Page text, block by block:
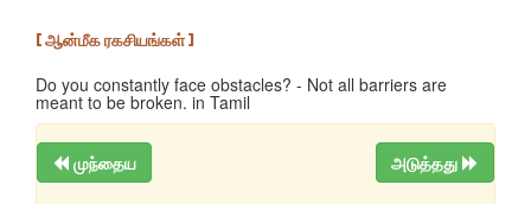
[ ஆன்மீக ரகசியங்கள் ]
Do you constantly face obstacles? - Not all barriers are
meant to be broken. in Tamil
முந்தைய அடுத்தது